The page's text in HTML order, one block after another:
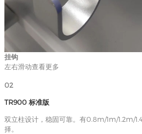
挂钩
左右滑动查看更多
02
TR900 标准版
双立柱设计，稳固可靠。有0.8m/1m/1.2m/
择。